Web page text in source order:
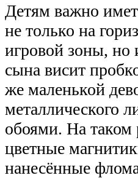
Детям важно
не только на
игровой зоны, но
сына висит
же маленькой
металлического
обоями. На таком
цветные
нанесённые